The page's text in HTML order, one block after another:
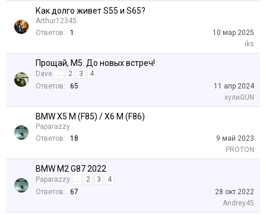
Как долго живет S55 и S65?
Arthur12345
Ответов:
1
10 мар 2025
iks
Прощай, М5. До новых встреч!
Dave ... 2 3
4
Ответов:
65
11 апр 2024
хулиGUN
BMW Х5 М (F85) / Х6 М (F86)
Paparazzy
Ответов:
18
9 май 2023
PROTON
BMW M2 G87 2022
Paparazzy ... 2 3
4
Ответов:
67
28 окт 2022
Andrey45